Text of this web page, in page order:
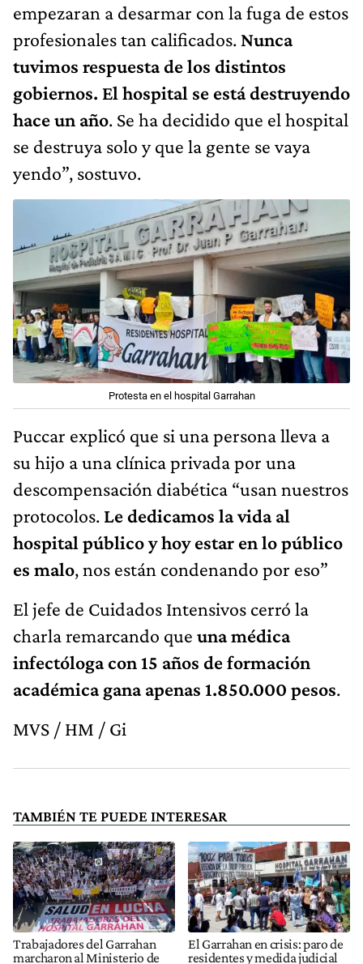
empezaran a desarmar con la fuga de estos
profesionales tan calificados. Nunca
tuvimos respuesta de los distintos
gobiernos. El hospital se está destruyendo
hace un año. Se ha decidido que el hospital
se destruya solo y que la gente se vaya
yendo”, sostuvo.
Protesta en el hospital Garrahan
Puccar explicó que si una persona lleva a
su hijo a una clínica privada por una
descompensación diabética “usan nuestros
protocolos. Le dedicamos la vida al
hospital público y hoy estar en lo público
es malo, nos están condenando por eso”
El jefe de Cuidados Intensivos cerró la
charla remarcando que una médica
infectóloga con 15 años de formación
académica gana apenas 1.850.000 pesos.
MVS / HM / Gi
TAMBIÉN TE PUEDE INTERESAR
Trabajadores del Garrahan
marcharon al Ministerio de
El Garrahan en crisis: paro de
residentes y medida judicial